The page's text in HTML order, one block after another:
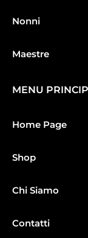
Nonni
Maestre
MENU
Home Page
Shop
Chi Siamo
Contatti